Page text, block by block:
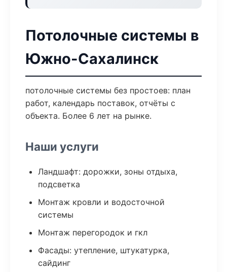
Потолочные системы в
Южно-Сахалинск
потолочные системы без простоев: план
работ, календарь поставок, отчёты с
объекта. Более 6 лет на рынке.
Наши услуги
Ландшафт: дорожки, зоны отдыха,
подсветка
Монтаж кровли и водосточной
системы
Монтаж перегородок и гкл
Фасады: утепление, штукатурка,
сайдинг